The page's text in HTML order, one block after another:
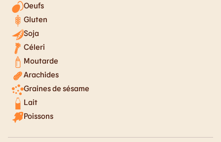
Oeufs
Gluten
Soja
Céleri
Moutarde
Arachides
Graines de sésame
Lait
Poissons